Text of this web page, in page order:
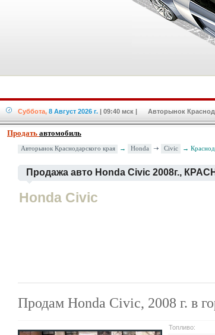
Суббота, 8 Август 2026 г. | 09:40 мск | Авторынок
Продать автомобиль
Авторынок Краснодарского края → Honda Civic →
Продажа авто Honda Civic 2008г.,
Honda Civic
Продам Honda Civic, 2008 г. в
Топливо: